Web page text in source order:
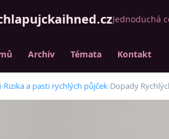
Jednoduchá
Archiv Témata Kontakt
›Rizika a pasti rychlých půjček›Dopady